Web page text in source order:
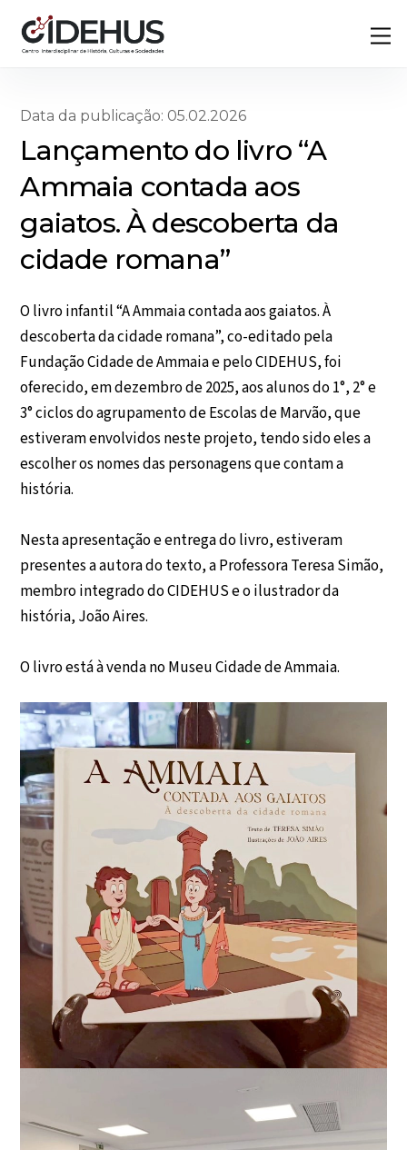
content
Data da publicação: 05.02.2026
Lançamento do livro “A
Ammaia contada aos
gaiatos. À descoberta da
cidade romana”
O livro infantil “A Ammaia contada aos gaiatos. À
descoberta da cidade romana”, co-editado pela
Fundação Cidade de Ammaia e pelo CIDEHUS, foi
oferecido, em dezembro de 2025, aos alunos do 1°, 2° e
3° ciclos do agrupamento de Escolas de Marvão, que
estiveram envolvidos neste projeto, tendo sido eles a
escolher os nomes das personagens que contam a
história.
Nesta apresentação e entrega do livro, estiveram
presentes a autora do texto, a Professora Teresa Simão,
membro integrado do CIDEHUS e o ilustrador da
história, João Aires.
O livro está à venda no Museu Cidade de Ammaia.